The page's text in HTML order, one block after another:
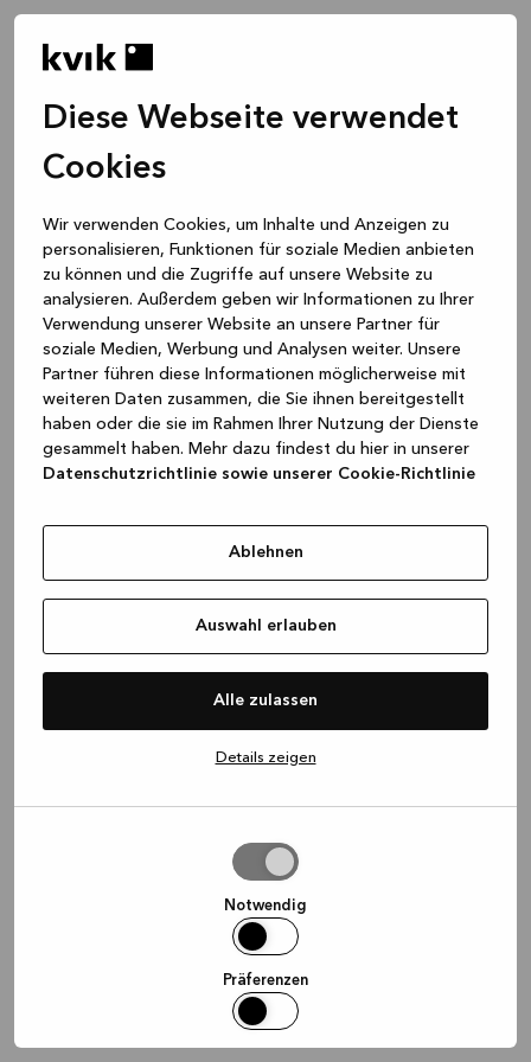
Diese Webseite verwendet
Cookies
Wir verwenden Cookies, um Inhalte und Anzeigen zu
personalisieren, Funktionen für soziale Medien anbieten
zu können und die Zugriffe auf unsere Website zu
analysieren. Außerdem geben wir Informationen zu Ihrer
Verwendung unserer Website an unsere Partner für
soziale Medien, Werbung und Analysen weiter. Unsere
Partner führen diese Informationen möglicherweise mit
weiteren Daten zusammen, die Sie ihnen bereitgestellt
haben oder die sie im Rahmen Ihrer Nutzung der Dienste
gesammelt haben. Mehr dazu findest du hier in unserer
Datenschutzrichtlinie sowie unserer Cookie-Richtlinie
Ablehnen
Auswahl erlauben
Alle zulassen
Details zeigen
Notwendig
Präferenzen
loadingwww.kvik.de (see the browser console for more
information)